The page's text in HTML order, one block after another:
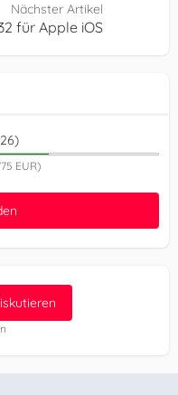
Nächster Artikel
für Apple iOS
EUR)